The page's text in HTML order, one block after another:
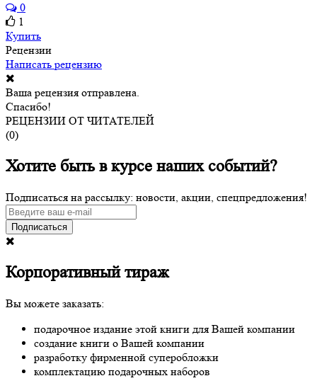
0
1
Купить
Рецензии
Написать рецензию
Ваша рецензия отправлена.
Спасибо!
РЕЦЕНЗИИ ОТ ЧИТАТЕЛЕЙ
(0)
Хотите быть в курсе наших событий?
Подписаться на рассылку: новости, акции, спецпредложения!
Подписаться
Корпоративный тираж
Вы можете заказать:
подарочное издание этой книги для Вашей компании
создание книги о Вашей компании
разработку фирменной суперобложки
комплектацию подарочных наборов